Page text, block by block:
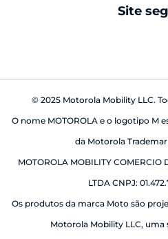
babá
Site
© 2025 Motorola Mobility LLC.
O nome MOTOROLA e o logotipo M
da Motorola
MOTOROLA MOBILITY COMERCIO
LTDA CNPJ:
Os produtos da marca Moto são
Motorola Mobility LLC, uma